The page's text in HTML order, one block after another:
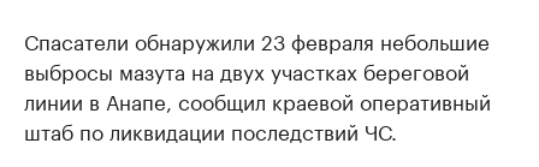
Спасатели обнаружили 23 февраля небольшие
выбросы мазута на двух участках береговой
линии в Анапе, сообщил краевой оперативный
штаб по ликвидации последствий ЧС.